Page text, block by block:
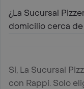
¿La Sucursal
domicilio cerca
Si, La Sucursal
con Rappi. Solo